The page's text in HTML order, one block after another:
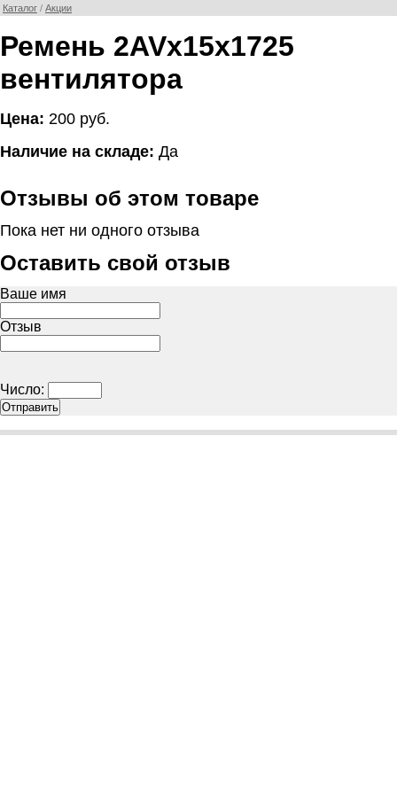
Каталог / Акции
Ремень 2AVx15x1725
вентилятора
Цена: 200 руб.
Наличие на складе: Да
Отзывы об этом товаре
Пока нет ни одного отзыва
Оставить свой отзыв
Ваше имя
Отзыв
Число: